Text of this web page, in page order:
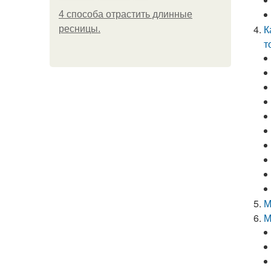
4 способа отрастить длинные
ресницы.